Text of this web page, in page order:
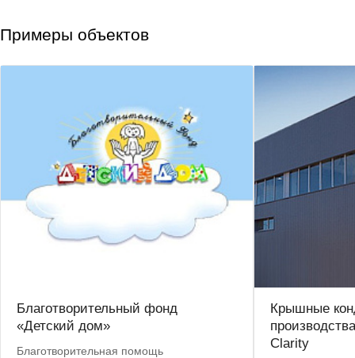
Примеры объектов
Благотворительный фонд
«Детский дом»
Благотворительная помощь
Крышные
Clarity